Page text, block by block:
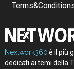
Nextwork360 è il più
dedicati ai temi della